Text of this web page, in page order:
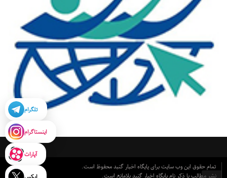
تمام حقوق این وب سایت برای پایگاه اخبار گنبد محفوظ است.
نشر مطالب با ذکر نام پایگاه اخبار گنبد بلامانع است.
تلگرام
اینستاگرام
آپارات